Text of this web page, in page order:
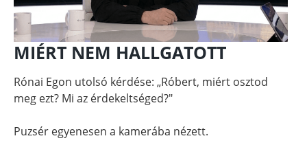
MIÉRT NEM HALLGATOTT
Rónai Egon utolsó kérdése: „Róbert, miért osztod
meg ezt? Mi az érdekeltséged?"
Puzsér egyenesen a kamerába nézett.